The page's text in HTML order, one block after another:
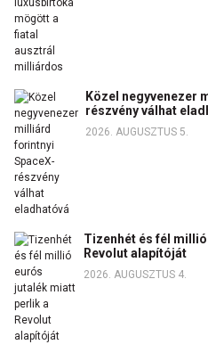
Közel negyvenezer
részvény válhat
2026. AUGUSZTUS 5.
Tizenhét és fél
Revolut alapítóját
2026. AUGUSZTUS 4.